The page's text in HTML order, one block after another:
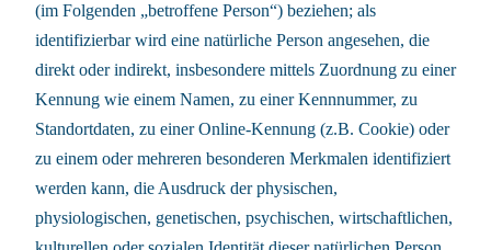
(im Folgenden „betroffene Person“) beziehen; als
identifizierbar wird eine natürliche Person angesehen, die
direkt oder indirekt, insbesondere mittels Zuordnung zu einer
Kennung wie einem Namen, zu einer Kennnummer, zu
Standortdaten, zu einer Online-Kennung (z.B. Cookie) oder
zu einem oder mehreren besonderen Merkmalen identifiziert
werden kann, die Ausdruck der physischen,
physiologischen, genetischen, psychischen, wirtschaftlichen,